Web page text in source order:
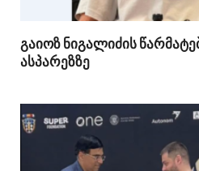
გაიოზ ნიგალიძის
ასპარეზზე